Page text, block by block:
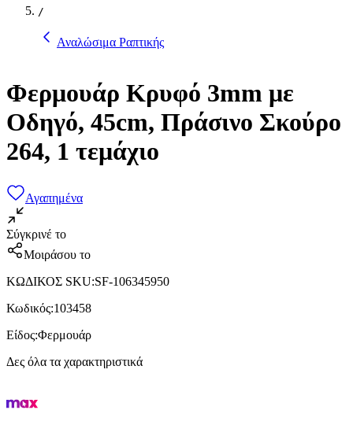
/
Αναλώσιμα Ραπτικής
Φερμουάρ Κρυφό 3mm με
Οδηγό, 45cm, Πράσινο Σκούρο
264, 1 τεμάχιο
Αγαπημένα
Σύγκρινέ το
Μοιράσου το
ΚΩΔΙΚΟΣ SKU:SF-106345950
Κωδικός:103458
Είδος:Φερμουάρ
Δες όλα τα χαρακτηριστικά